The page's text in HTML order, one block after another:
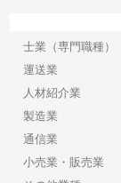
士業（専門職種）
運送業
人材紹介業
製造業
通信業
小売業・販売業